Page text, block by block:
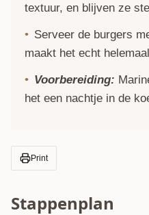
textuur, en blijven ze
Serveer de burgers
maakt het echt
Voorbereiding:
het een nachtje in de
Print
Stappenplan